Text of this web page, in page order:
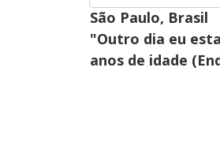
São Paulo, Brasil
"Outro dia eu
anos de idade